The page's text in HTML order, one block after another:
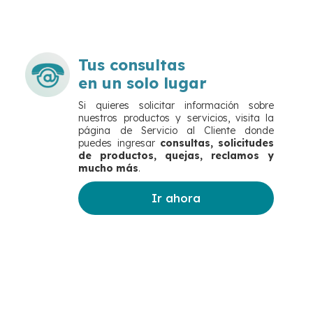
Tus consultas
en un solo lugar
Si quieres solicitar información sobre
nuestros productos y servicios, visita la
página de Servicio al Cliente donde
puedes ingresar consultas, solicitudes
de productos, quejas, reclamos
y
mucho más.
Ir ahora